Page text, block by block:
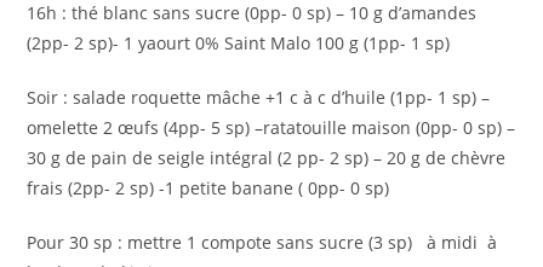
16h : thé blanc sans sucre (0pp- 0 sp) – 10 g d’amandes
(2pp- 2 sp)- 1 yaourt 0% Saint Malo 100 g (1pp- 1 sp)
Soir : salade roquette mâche +1 c à c d’huile (1pp- 1 sp) –
omelette 2 œufs (4pp- 5 sp) –ratatouille maison (0pp- 0 sp) –
30 g de pain de seigle intégral (2 pp- 2 sp) – 20 g de chèvre
frais (2pp- 2 sp) -1 petite banane ( 0pp- 0 sp)
Pour 30 sp : mettre 1 compote sans sucre (3 sp) à midi à